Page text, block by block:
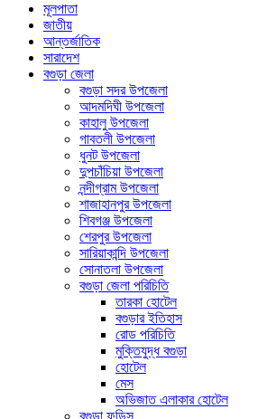
মূলপাতা
জাতীয়
আন্তর্জাতিক
সারাদেশ
বগুড়া জেলা
বগুড়া সদর উপজেলা
আদমদিঘী উপজেলা
কাহালু উপজেলা
গাবতলী উপজেলা
ধুনট উপজেলা
দুপচাঁচিয়া উপজেলা
নন্দীগ্রাম উপজেলা
শাজাহানপুর উপজেলা
শিবগঞ্জ উপজেলা
শেরপুর উপজেলা
সারিয়াকান্দি উপজেলা
সোনাতলা উপজেলা
বগুড়া জেলা পরিচিতি
তারকা হোটেল
বগুড়ার ইতিহাস
রোড পরিচিতি
মুক্তিযুদ্ধ বগুড়া
হোটেল
মেস
অভিজাত এলাকার হোটেল
বগুড়া ফুডিস